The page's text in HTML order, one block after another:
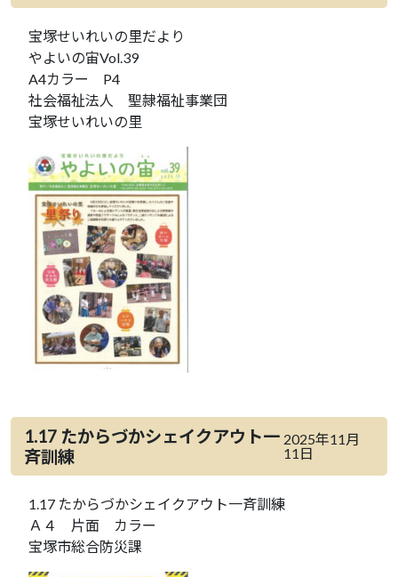
宝塚せいれいの里だより
やよいの宙Vol.39
A4カラー P4
社会福祉法人 聖隷福祉事業団
宝塚せいれいの里
1.17 たからづかシェイクアウト一
斉訓練
2025年11月
11日
1.17 たからづかシェイクアウト一斉訓練
Ａ４ 片面 カラー
宝塚市総合防災課